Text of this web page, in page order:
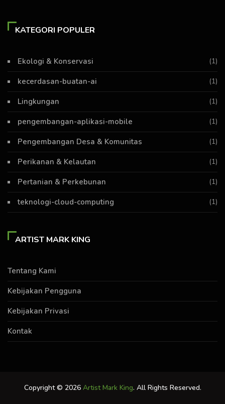
KATEGORI POPULER
Ekologi & Konservasi (1)
kecerdasan-buatan-ai (1)
Lingkungan (1)
pengembangan-aplikasi-mobile (1)
Pengembangan Desa & Komunitas (1)
Perikanan & Kelautan (1)
Pertanian & Perkebunan (1)
teknologi-cloud-computing (1)
ARTIST MARK KING
Tentang Kami
Kebijakan Pengguna
Kebijakan Privasi
Kontak
Copyright © 2026 Artist Mark King. All Rights Reserved.